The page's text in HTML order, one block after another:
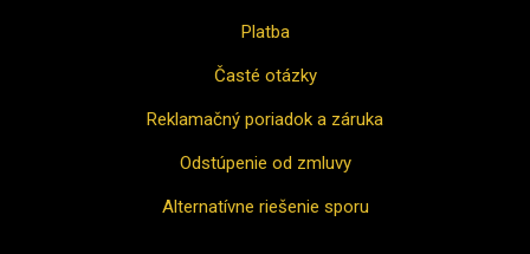
Platba
Časté otázky
Reklamačný poriadok a záruka
Odstúpenie od zmluvy
Alternatívne riešenie sporu